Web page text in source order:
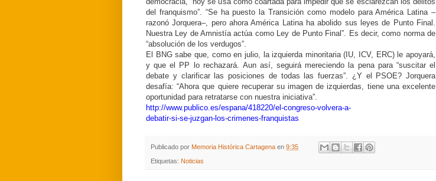
del franquismo”. “Se ha puesto la Transición como modelo para América Latina –
razonó Jorquera–, pero ahora América Latina ha abolido sus leyes de Punto Final.
Nuestra Ley de Amnistía actúa como Ley de Punto Final”. Es decir, como norma de
“absolución de los verdugos”.
El BNG sabe que, como en julio, la izquierda minoritaria (IU, ICV, ERC) le apoyará,
y que el PP lo rechazará. Aun así, seguirá mereciendo la pena para “suscitar el
debate y clarificar las posiciones de todas las fuerzas”. ¿Y el PSOE? Jorquera
desafía: “Ahora que quiere recuperar su imagen de izquierdas, tiene una excelente
oportunidad para retratarse con nuestra iniciativa”.
http://www.publico.es/espana/418220/el-congreso-volvera-a-
debatir-si-se-juzgan-los-crimenes-franquistas
Publicado por Memoria Histórica Cartagena en 9:35
Etiquetas: Noticias